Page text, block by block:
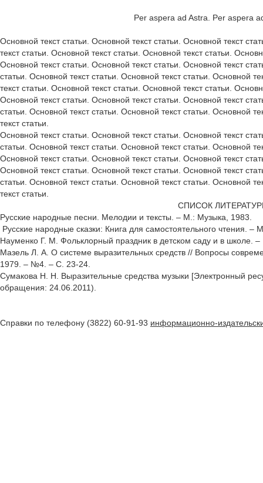
Per aspera ad Astra. Per aspera
Основной текст статьи. Основной текст статьи. Основной текст
текст статьи. Основной текст статьи. Основной текст статьи.
Основной текст статьи. Основной текст статьи. Основной текст
статьи. Основной текст статьи. Основной текст статьи. Основной
текст статьи. Основной текст статьи. Основной текст статьи.
Основной текст статьи. Основной текст статьи. Основной текст
статьи. Основной текст статьи. Основной текст статьи. Основной
текст статьи.
Основной текст статьи. Основной текст статьи. Основной текст
статьи. Основной текст статьи. Основной текст статьи. Основной
Основной текст статьи. Основной текст статьи. Основной текст
Основной текст статьи. Основной текст статьи. Основной текст
статьи. Основной текст статьи. Основной текст статьи. Основной
текст статьи.
СПИСОК
Русские народные песни. Мелодии и тексты. – М.: Музыка, 1983.
Русские народные сказки: Книга для самостоятельного чтения.
Науменко Г. М. Фольклорный праздник в детском саду и в школе.
Мазель Л. А. О системе выразительных средств // Вопросы
1979. – №4. – С. 23-24.
Сумакова Н. Н. Выразительные средства музыки [Электронный
обращения: 24.06.2011).
Справки по телефону (3822) 60-91-93 информационно-